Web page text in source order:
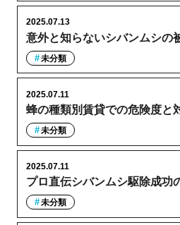
意外と知らないシバンムシの
2025.07.13
未分類
蜂の種類別賃貸での危険度と
2025.07.11
未分類
プロ直伝シバンムシ駆除成功
2025.07.11
未分類